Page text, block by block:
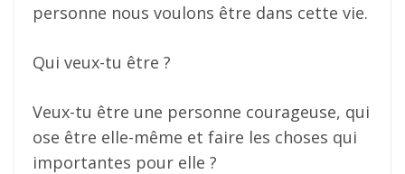
personne nous voulons être dans cette vie.
Qui veux-tu être ?
Veux-tu être une personne courageuse, qui
ose être elle-même et faire les choses qui
importantes pour elle ?